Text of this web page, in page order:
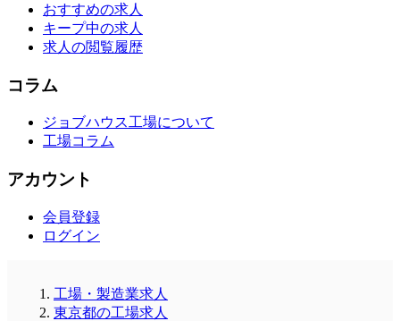
おすすめの求人
キープ中の求人
求人の閲覧履歴
コラム
ジョブハウス工場について
工場コラム
アカウント
会員登録
ログイン
工場・製造業求人
東京都の工場求人